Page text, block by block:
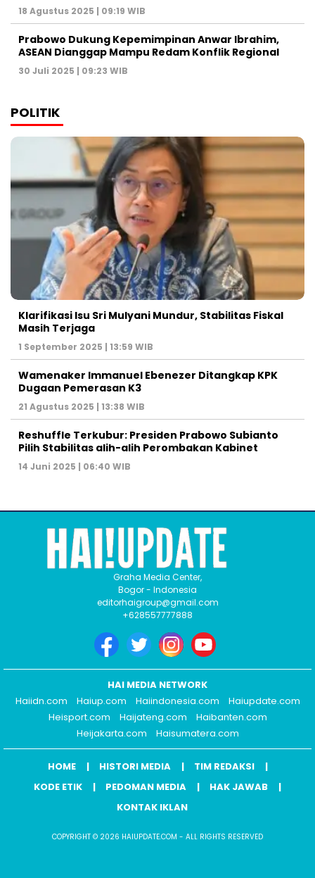
18 Agustus 2025 | 09:19 WIB
Prabowo Dukung Kepemimpinan Anwar Ibrahim,
ASEAN Dianggap Mampu Redam Konflik Regional
30 Juli 2025 | 09:23 WIB
POLITIK
Klarifikasi Isu Sri Mulyani Mundur, Stabilitas Fiskal
Masih Terjaga
1 September 2025 | 13:59 WIB
Wamenaker Immanuel Ebenezer Ditangkap KPK
Dugaan Pemerasan K3
21 Agustus 2025 | 13:38 WIB
Reshuffle Terkubur: Presiden Prabowo Subianto
Pilih Stabilitas alih-alih Perombakan Kabinet
14 Juni 2025 | 06:40 WIB
Graha Media Center,
Bogor - Indonesia
editorhaigroup@gmail.com
+628557777888
HAI MEDIA NETWORK
Haiidn.com
Haiup.com Haiindonesia.com
Haiupdate.com
Heisport.com
Haijateng.com
Haibanten.com
Heijakarta.com
Haisumatera.com
HOME HISTORI MEDIA
TIM REDAKSI
KODE ETIK
PEDOMAN MEDIA
HAK JAWAB
KONTAK IKLAN
COPYRIGHT © 2026 HAIUPDATE.COM - ALL RIGHTS RESERVED